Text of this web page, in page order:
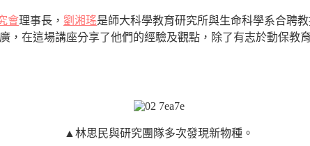
會理事長， 劉湘瑤是師大科學教育研究所與生命科學系合聘
，在這場講座分享了他們的經驗及觀點，除了有志於動保教
▲林思民與研究團隊多次發現新物種。